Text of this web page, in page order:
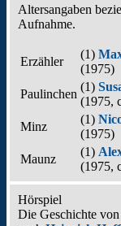
Altersangaben
Aufnahme.
Erzähler
(1)
(1975)
Paulinchen
(1)
(1975,
Minz
(1)
(1975)
Maunz
(1)
(1975,
Hörspiel
Die Geschichte